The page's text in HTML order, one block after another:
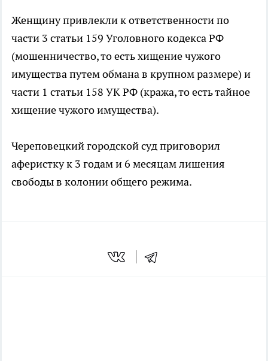
Женщину привлекли к ответственности по
части 3 статьи 159 Уголовного кодекса РФ
(мошенничество, то есть хищение чужого
имущества путем обмана в крупном размере) и
части 1 статьи 158 УК РФ (кража, то есть тайное
хищение чужого имущества).
Череповецкий городской суд приговорил
аферистку к 3 годам и 6 месяцам лишения
свободы в колонии общего режима.